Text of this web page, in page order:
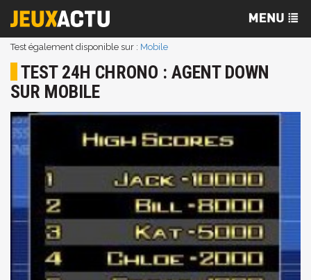
Test également disponible sur : Mobile
TEST 24H CHRONO : AGENT DOWN
SUR MOBILE